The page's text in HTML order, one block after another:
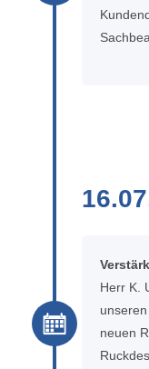
Herr K.
neuen